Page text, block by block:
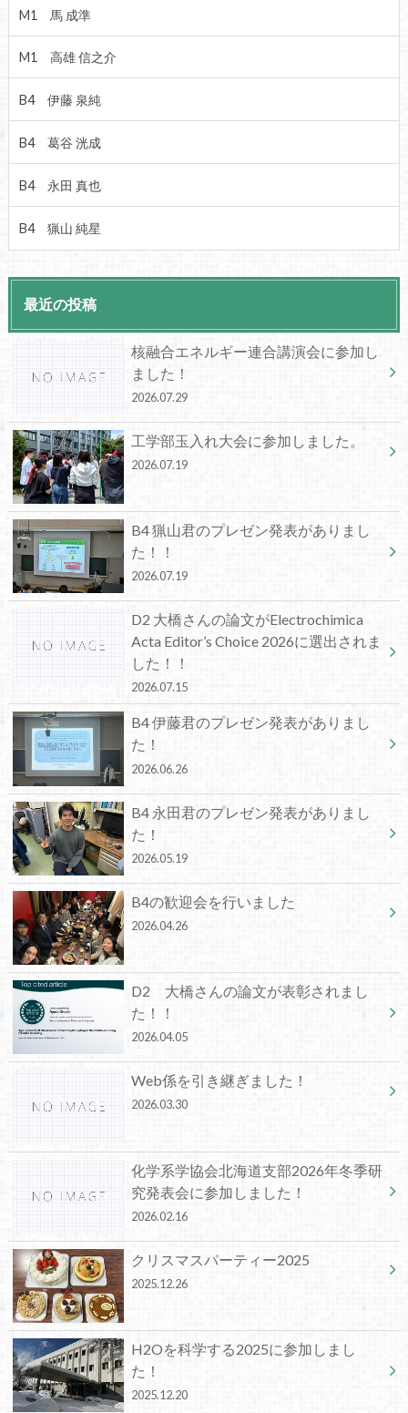
M1 馬 成準
M1 高雄 信之介
B4 伊藤 泉純
B4 葛谷 洸成
B4 永田 真也
B4 猟山 純星
最近の投稿
核融合エネルギー連合講演会に参加し
ました！
2026.07.29
工学部玉入れ大会に参加しました。
2026.07.19
B4 猟山君のプレゼン発表がありまし
た！！
2026.07.19
D2 大橋さんの論文がElectrochimica
Acta Editor’s Choice 2026に選出されま
した！！
2026.07.15
B4 伊藤君のプレゼン発表がありまし
た！
2026.06.26
B4 永田君のプレゼン発表がありまし
た！
2026.05.19
B4の歓迎会を行いました
2026.04.26
D2 大橋さんの論文が表彰されまし
た！！
2026.04.05
Web係を引き継ぎました！
2026.03.30
化学系学協会北海道支部2026年冬季研
究発表会に参加しました！
2026.02.16
クリスマスパーティー2025
2025.12.26
H2Oを科学する2025に参加しまし
た！
2025.12.20